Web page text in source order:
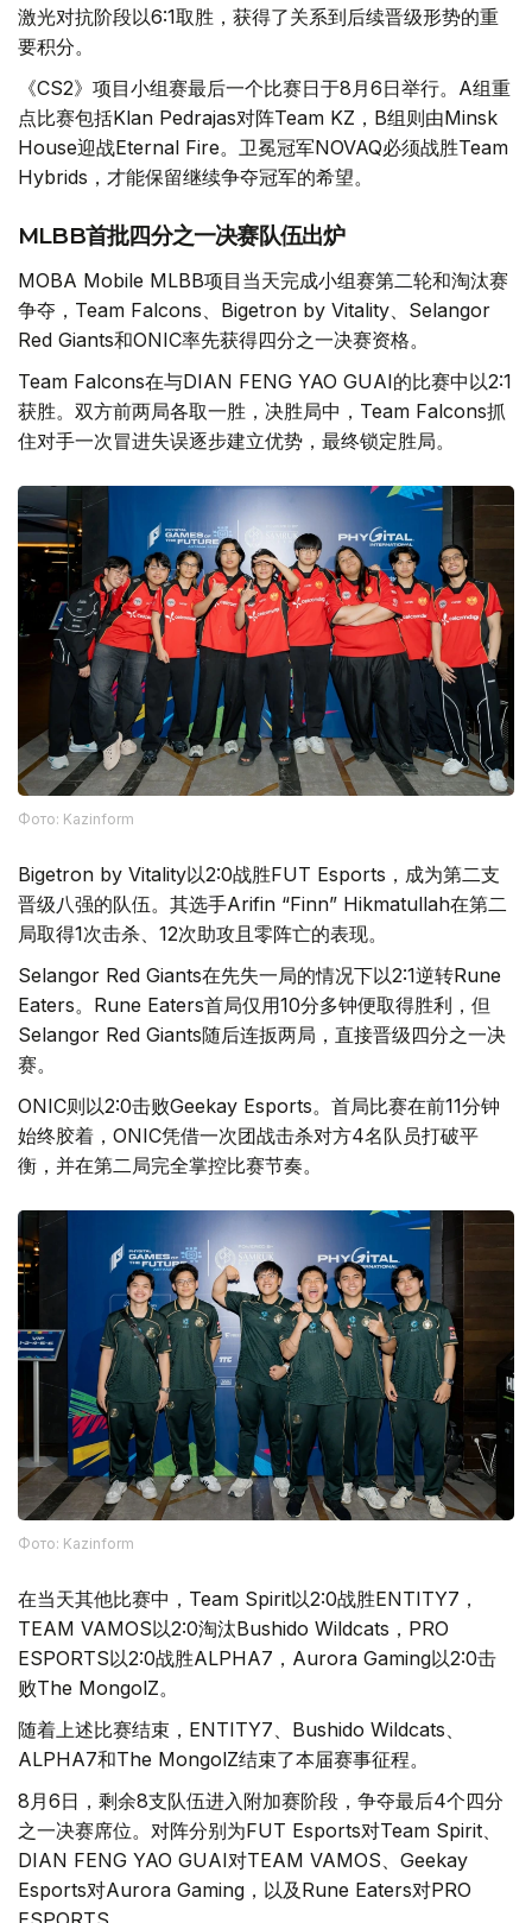
激光对抗阶段以6:1取胜，获得了关系到后续晋级形势的重
要积分。
《CS2》项目小组赛最后一个比赛日于8月6日举行。A组重
点比赛包括Klan Pedrajas对阵Team KZ，B组则由Minsk
House迎战Eternal Fire。卫冕冠军NOVAQ必须战胜Team
Hybrids，才能保留继续争夺冠军的希望。
MLBB首批四分之一决赛队伍出炉
MOBA Mobile MLBB项目当天完成小组赛第二轮和淘汰赛
争夺，Team Falcons、Bigetron by Vitality、Selangor
Red Giants和ONIC率先获得四分之一决赛资格。
Team Falcons在与DIAN FENG YAO GUAI的比赛中以2:1
获胜。双方前两局各取一胜，决胜局中，Team Falcons抓
住对手一次冒进失误逐步建立优势，最终锁定胜局。
Фото: Kazinform
Bigetron by Vitality以2:0战胜FUT Esports，成为第二支
晋级八强的队伍。其选手Arifin “Finn” Hikmatullah在第二
局取得1次击杀、12次助攻且零阵亡的表现。
Selangor Red Giants在先失一局的情况下以2:1逆转Rune
Eaters。Rune Eaters首局仅用10分多钟便取得胜利，但
Selangor Red Giants随后连扳两局，直接晋级四分之一决
赛。
ONIC则以2:0击败Geekay Esports。首局比赛在前11分钟
始终胶着，ONIC凭借一次团战击杀对方4名队员打破平
衡，并在第二局完全掌控比赛节奏。
Фото: Kazinform
在当天其他比赛中，Team Spirit以2:0战胜ENTITY7，
TEAM VAMOS以2:0淘汰Bushido Wildcats，PRO
ESPORTS以2:0战胜ALPHA7，Aurora Gaming以2:0击
败The MongolZ。
随着上述比赛结束，ENTITY7、Bushido Wildcats、
ALPHA7和The MongolZ结束了本届赛事征程。
8月6日，剩余8支队伍进入附加赛阶段，争夺最后4个四分
之一决赛席位。对阵分别为FUT Esports对Team Spirit、
DIAN FENG YAO GUAI对TEAM VAMOS、Geekay
Esports对Aurora Gaming，以及Rune Eaters对PRO